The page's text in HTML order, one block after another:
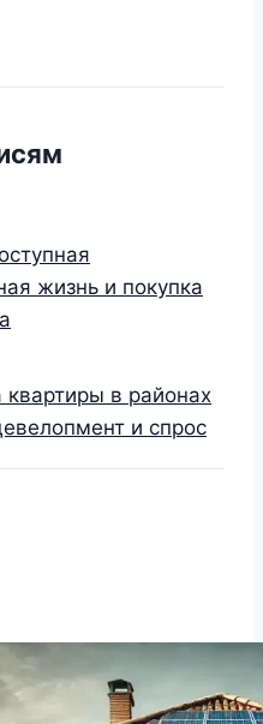
жизнь и покупка
в районах
и спрос